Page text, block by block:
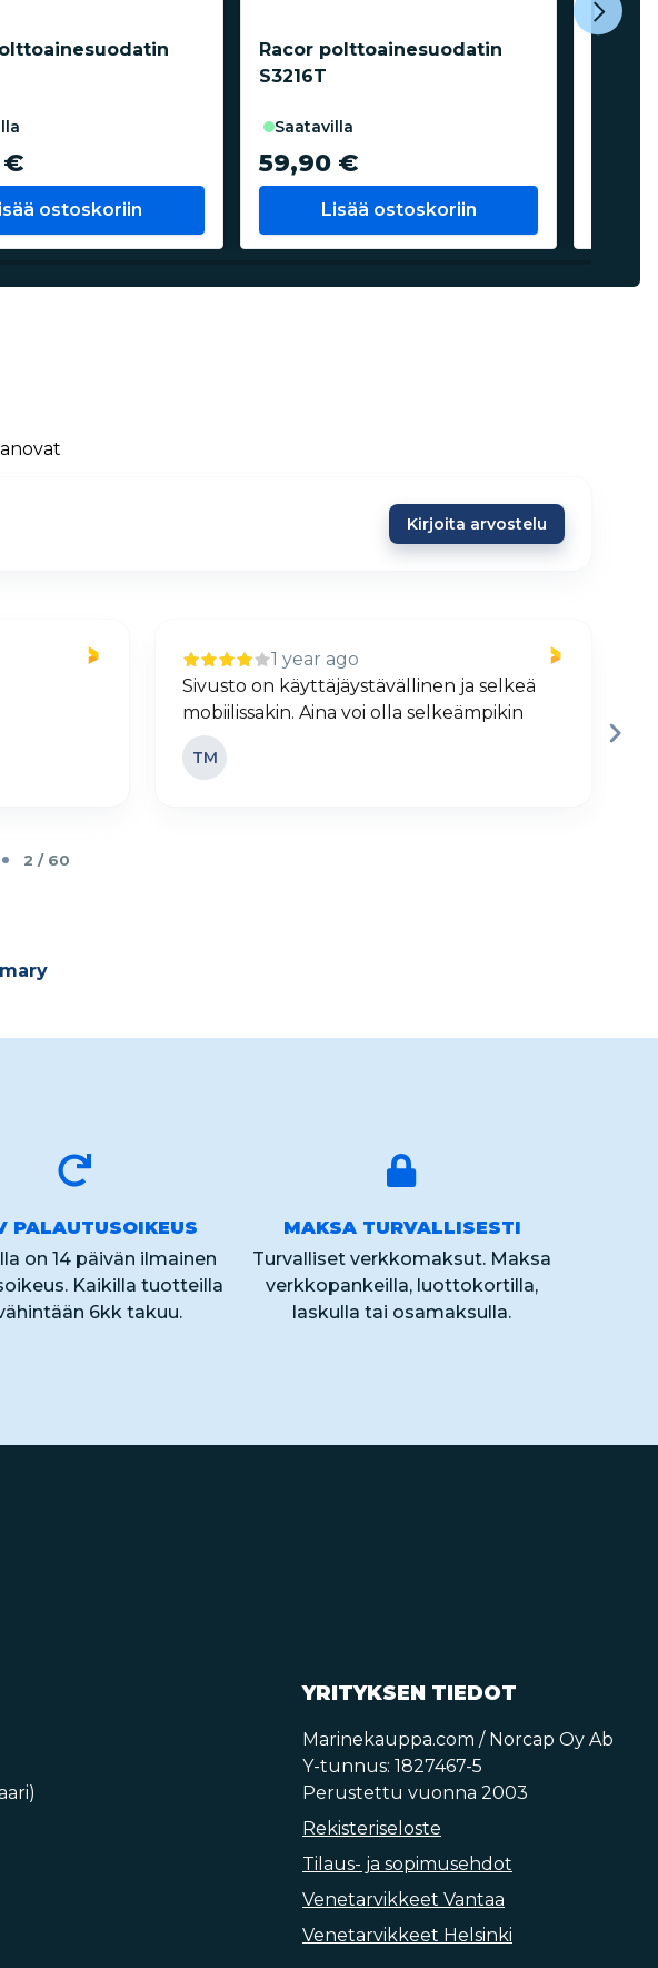
€
ostoskoriin
Racor polttoainesuodatin
S3216T
saatavilla
59,90 €
Lisää ostoskoriin
Kirjoita arvostelu
1 year ago
Sivusto on käyttäjäystävällinen ja selkeä
mobiilissakin. Aina voi olla selkeämpikin
TM
2 / 60
PALAUTUSOIKEUS
on 14 päivän ilmainen
Kaikilla tuotteilla
6kk takuu.
MAKSA TURVALLISESTI
Turvalliset verkkomaksut. Maksa
verkkopankeilla, luottokortilla,
laskulla tai osamaksulla.
YRITYKSEN TIEDOT
Marinekauppa.com / Norcap Oy Ab
Y-tunnus: 1827467-5
Perustettu vuonna 2003
Rekisteriseloste
Tilaus- ja sopimusehdot
Venetarvikkeet Vantaa
Venetarvikkeet Helsinki